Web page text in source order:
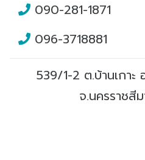
090-281-1871
096-3718881
539/1-2 ต.บ้านเกาะ
จ.นครราชสี